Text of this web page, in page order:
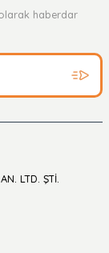
haberdar
LTD. ŞTİ.